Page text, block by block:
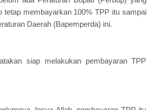
tetap membayarkan 100% TPP itu sampai
Daerah (Bapemperda) ini.
siap melakukan pembayaran TPP